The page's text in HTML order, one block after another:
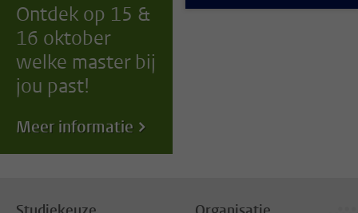
Ontdek op 15 &
16 oktober
welke master bij
jou past!
Meer informatie